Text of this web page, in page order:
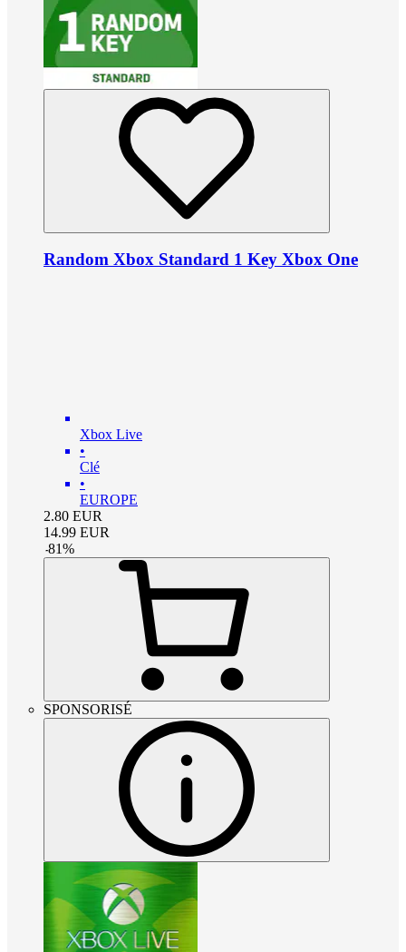
Random Xbox Standard 1 Key Xbox One
Xbox Live
•
Clé
•
EUROPE
2.80 EUR
14.99 EUR
-81%
SPONSORISÉ